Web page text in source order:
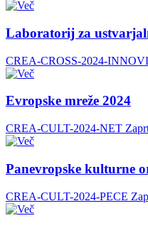
Laboratorij za
CREA-CROSS-2024-
Evropske mreže 2024
CREA-CULT-2024-NET
Panevropske kulturne
CREA-CULT-2024-PECE